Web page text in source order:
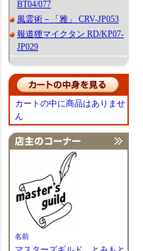
BT04/077
風霊術－「雅」 CRV-JP053
報道狸マイクタン RD/KP07-
JP029
カートの中に商品はありませ
ん
名前